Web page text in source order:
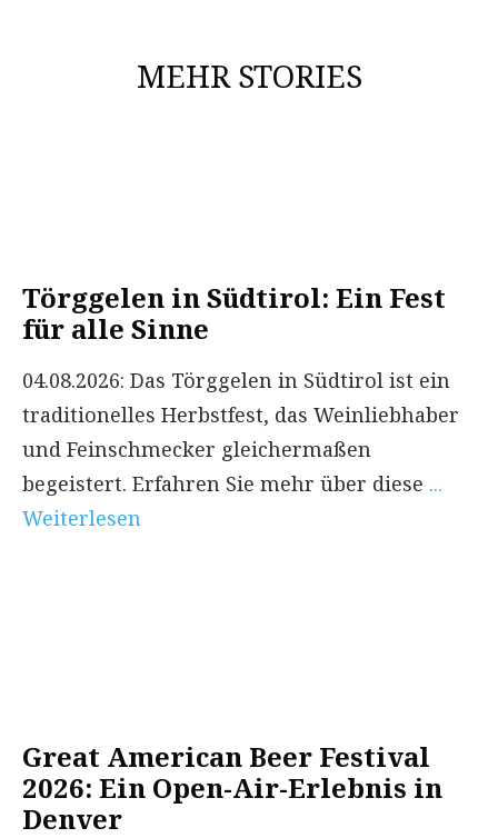
MEHR STORIES
Törggelen in Südtirol: Ein Fest
für alle Sinne
04.08.2026: Das Törggelen in Südtirol ist ein
traditionelles Herbstfest, das Weinliebhaber
und Feinschmecker gleichermaßen
begeistert. Erfahren Sie mehr über diese ...
Weiterlesen
Great American Beer Festival
2026: Ein Open-Air-Erlebnis in
Denver